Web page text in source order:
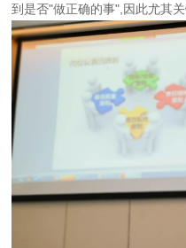
到是否"做正确的事",因此尤其关